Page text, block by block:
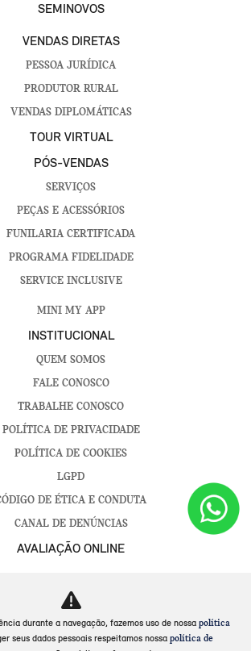
SEMINOVOS
VENDAS DIRETAS
PESSOA JURÍDICA
PRODUTOR RURAL
VENDAS DIPLOMÁTICAS
TOUR VIRTUAL
PÓS-VENDAS
SERVIÇOS
PEÇAS E ACESSÓRIOS
FUNILARIA CERTIFICADA
PROGRAMA FIDELIDADE
SERVICE INCLUSIVE
MINI MY APP
INSTITUCIONAL
QUEM SOMOS
FALE CONOSCO
TRABALHE CONOSCO
POLÍTICA DE PRIVACIDADE
POLÍTICA DE COOKIES
LGPD
DE ÉTICA E CONDUTA
CANAL DE DENÚNCIAS
AVALIAÇÃO ONLINE
CAMPINAS
enxergar o outro salva vidas.
durante a navegação, fazemos uso de nossa política
seus dados pessoais respeitamos nossa política de